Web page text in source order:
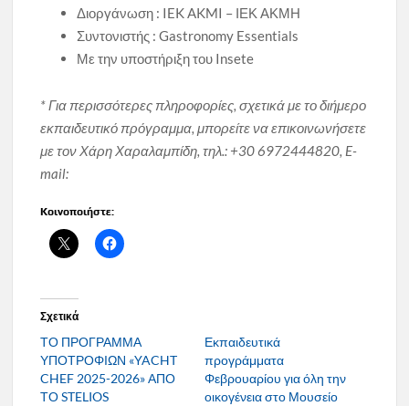
Διοργάνωση : IEK AKMI – ΙΕΚ ΑΚΜΗ
Συντονιστής : Gastronomy Essentials
Με την υποστήριξη του Insete
* Για περισσότερες πληροφορίες, σχετικά με το διήμερο
εκπαιδευτικό πρόγραμμα, μπορείτε να επικοινωνήσετε
με τον Χάρη Χαραλαμπίδη, τηλ.: +30 6972444820, E-
mail:
Κοινοποιήστε:
Σχετικά
ΤΟ ΠΡΟΓΡΑΜΜΑ
ΥΠΟΤΡΟΦΙΩΝ «YACHT
CHEF 2025-2026» ΑΠΟ
ΤΟ STELIOS
Εκπαιδευτικά
προγράμματα
Φεβρουαρίου για όλη την
οικογένεια στο Μουσείο